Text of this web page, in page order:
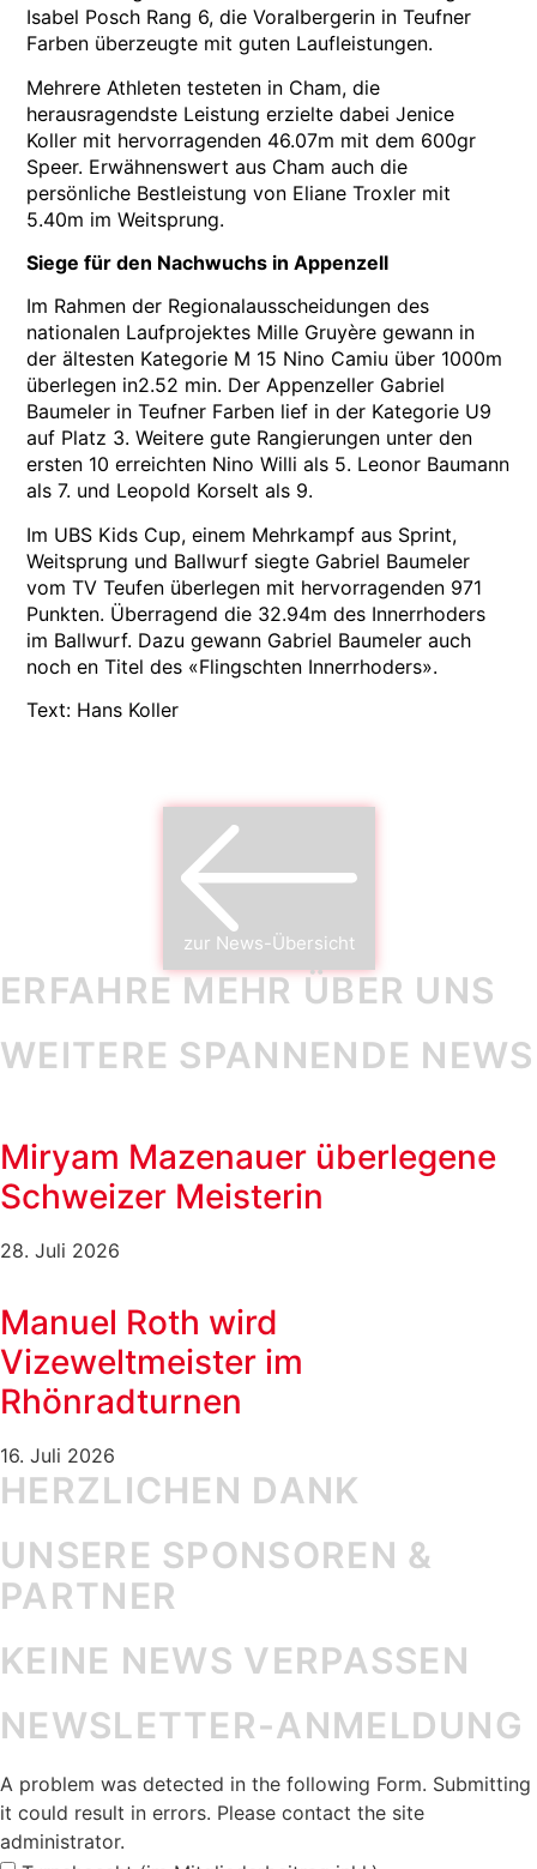
Isabel Posch Rang 6, die Voralbergerin in Teufner
Farben überzeugte mit guten Laufleistungen.
Mehrere Athleten testeten in Cham, die
herausragendste Leistung erzielte dabei Jenice
Koller mit hervorragenden 46.07m mit dem 600gr
Speer. Erwähnenswert aus Cham auch die
persönliche Bestleistung von Eliane Troxler mit
5.40m im Weitsprung.
Siege für den Nachwuchs in Appenzell
Im Rahmen der Regionalausscheidungen des
nationalen Laufprojektes Mille Gruyère gewann in
der ältesten Kategorie M 15 Nino Camiu über 1000m
überlegen in2.52 min. Der Appenzeller Gabriel
Baumeler in Teufner Farben lief in der Kategorie U9
auf Platz 3. Weitere gute Rangierungen unter den
ersten 10 erreichten Nino Willi als 5. Leonor Baumann
als 7. und Leopold Korselt als 9.
Im UBS Kids Cup, einem Mehrkampf aus Sprint,
Weitsprung und Ballwurf siegte Gabriel Baumeler
vom TV Teufen überlegen mit hervorragenden 971
Punkten. Überragend die 32.94m des Innerrhoders
im Ballwurf. Dazu gewann Gabriel Baumeler auch
noch en Titel des «Flingschten Innerrhoders».
Text: Hans Koller
zur News-Übersicht
ERFAHRE MEHR ÜBER UNS
WEITERE SPANNENDE NEWS
Miryam Mazenauer überlegene
Schweizer Meisterin
28. Juli 2026
Manuel Roth wird
Vizeweltmeister im
Rhönradturnen
16. Juli 2026
HERZLICHEN DANK
UNSERE SPONSOREN &
PARTNER
KEINE NEWS VERPASSEN
NEWSLETTER-ANMELDUNG
A problem was detected in the following Form. Submitting
it could result in errors. Please contact the site
administrator.